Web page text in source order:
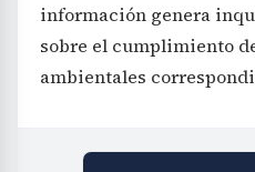
información genera
sobre el cumplimiento
ambientales